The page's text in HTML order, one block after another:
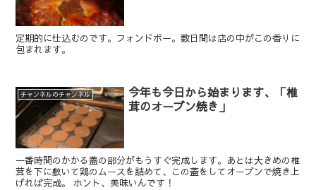
定期的に仕込むのです。フォンドボー。数日間は店の中がこの香りに
包まれます。
チャンネルのチャンネル
今年も今日から始まります、「椎
茸のオーブン焼き」
一番時間のかかる蓋の部分がもうすぐ完成します。あとは大きめの椎
茸を下に敷いて鶏のムースを詰めて、この蓋をしてオーブンで焼き上
げれば完成。 ホント、美味いんです！